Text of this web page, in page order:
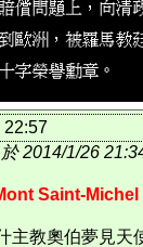
22:57
2014/1/26
Saint-Michel
主教奧伯夢見天